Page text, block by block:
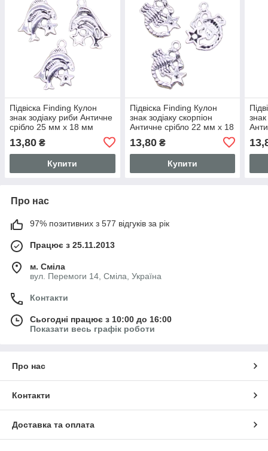
Підвіска Finding Кулон
знак зодіаку риби Античне
срібло 25 мм x 18 мм
13,80 ₴
Купити
Підвіска Finding Кулон
знак зодіаку скорпіон
Античне срібло 22 мм x 18
13,80₴
Купити
Про нас
97% позитивних з 577 відгуків за рік
Працює з 25.11.2013
м. Сміла
вул. Перемоги 14, Сміла, Україна
Контакти
Сьогодні працює з 10:00 до 16:00
Показати весь графік роботи
Про нас
Контакти
Доставка та оплата